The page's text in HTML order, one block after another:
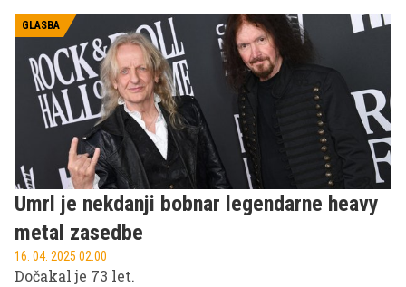
GLASBA
Umrl je nekdanji bobnar legendarne heavy
metal zasedbe
16. 04. 2025 02.00
Dočakal je 73 let.